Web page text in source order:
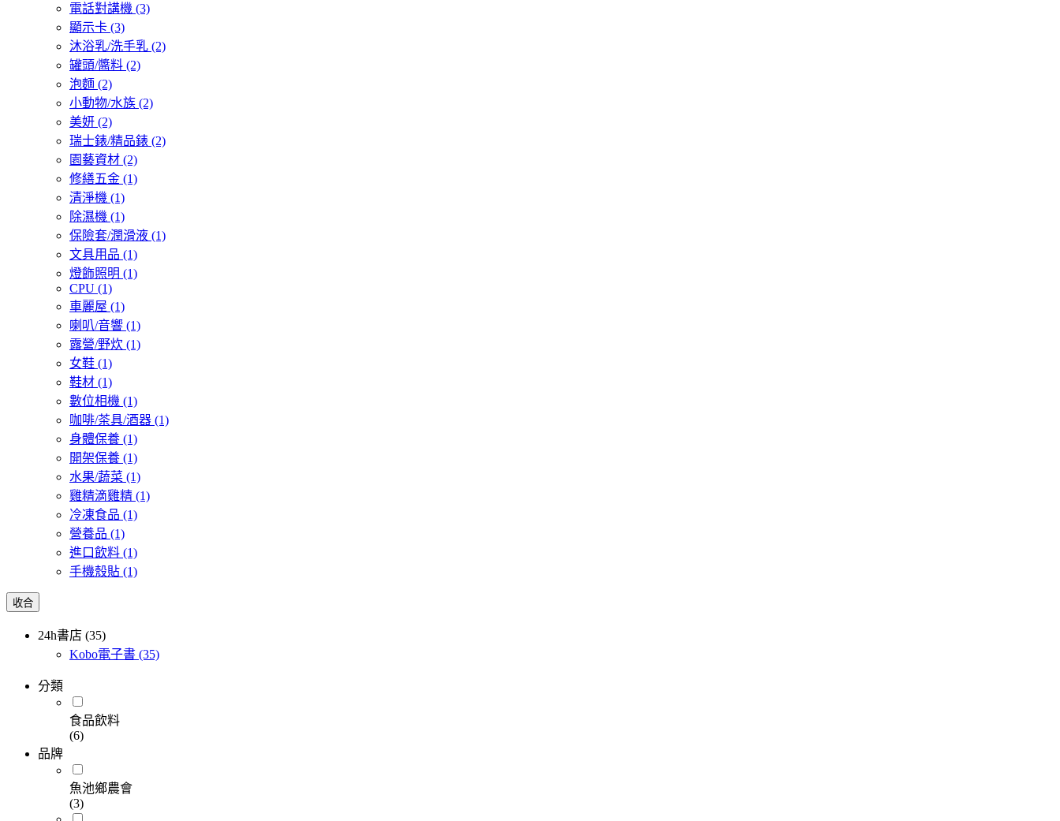
電話對講機 (3)
顯示卡 (3)
沐浴乳/洗手乳 (2)
罐頭/醬料 (2)
泡麵 (2)
小動物/水族 (2)
美妍 (2)
瑞士錶/精品錶 (2)
園藝資材 (2)
修繕五金 (1)
清淨機 (1)
除濕機 (1)
保險套/潤滑液 (1)
文具用品 (1)
燈飾照明 (1)
CPU (1)
車麗屋 (1)
喇叭/音響 (1)
露營/野炊 (1)
女鞋 (1)
鞋材 (1)
數位相機 (1)
咖啡/茶具/酒器 (1)
身體保養 (1)
開架保養 (1)
水果/蔬菜 (1)
雞精滴雞精 (1)
冷凍食品 (1)
營養品 (1)
進口飲料 (1)
手機殼貼 (1)
收合
24h書店 (35)
Kobo電子書 (35)
分類
食品飲料
(6)
品牌
魚池鄉農會
(3)